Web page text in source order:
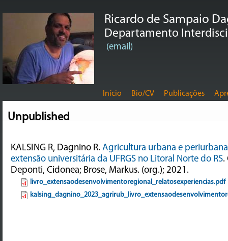
Ricardo de Sampaio
Departamento
(email)
Início Bio/CV Publicações
Unpublished
KALSING R, Dagnino R.Agricultura urbana e
extensão universitária da UFRGS no Litoral Norte do RS.
Deponti, Cidonea; Brose, Markus. (org.); 2021.
livro_extensaodesenvolvimentoregional_relatosexperiencias.pdf